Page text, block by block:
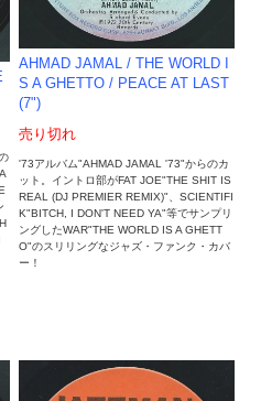
AHMAD JAMAL ‎/ THE WORLD I
S A GHETTO / PEACE AT LAST
(7")
売り切れ
'73アルバム"AHMAD JAMAL '73"からのカ
ット。イントロ部がFAT JOE"THE SHIT IS
REAL (DJ PREMIER REMIX)"、SCIENTIFI
K"BITCH, I DON'T NEED YA"等でサンプリ
ングしたWAR"THE WORLD IS A GHETT
O"のスリリングなジャズ・ファンク・カバ
ー！